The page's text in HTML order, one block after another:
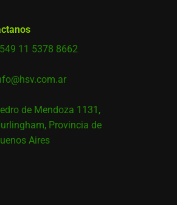
11 5378 8662
de Mendoza 1131,
Provincia de
Aires